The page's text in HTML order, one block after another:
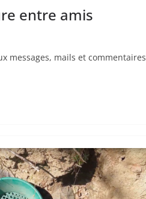
entre amis
messages, mails et commentaires